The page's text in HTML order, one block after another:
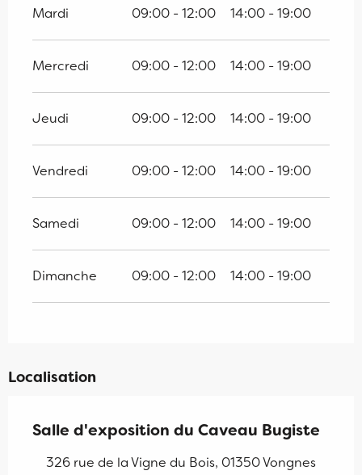
Mardi 09:00 - 12:00 14:00 - 19:00
Mercredi 09:00 - 12:00 14:00 - 19:00
Jeudi 09:00 - 12:00 14:00 - 19:00
Vendredi 09:00 - 12:00 14:00 - 19:00
Samedi 09:00 - 12:00 14:00 - 19:00
Dimanche 09:00 - 12:00 14:00 - 19:00
Localisation
Salle d'exposition du Caveau Bugiste
326 rue de la Vigne du Bois, 01350 Vongnes